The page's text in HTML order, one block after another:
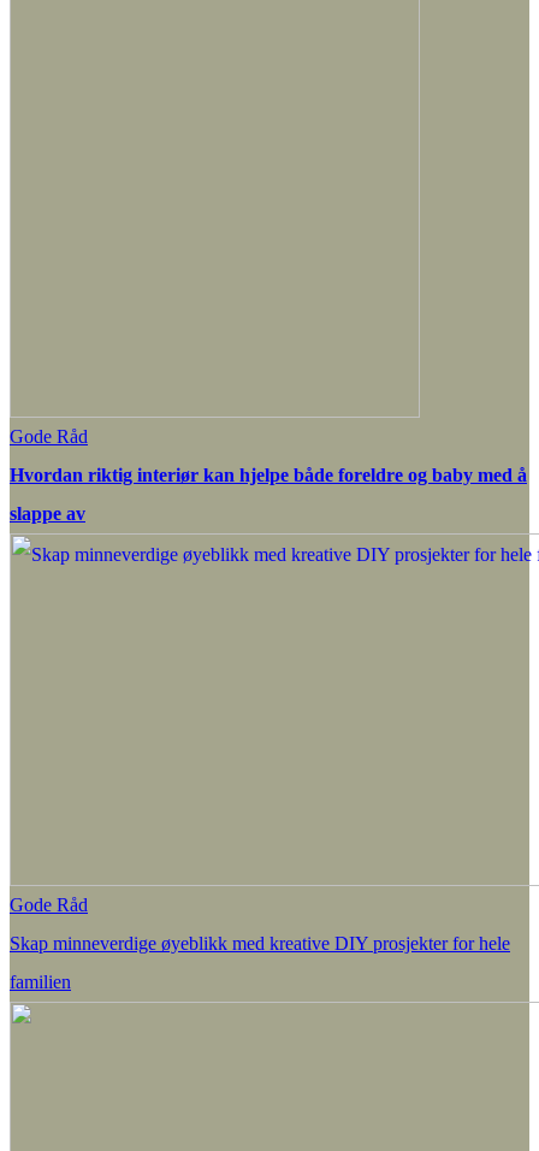
Gode Råd
Hvordan riktig interiør kan hjelpe både foreldre og baby med å
slappe av
Gode Råd
Skap minneverdige øyeblikk med kreative DIY prosjekter for hele
familien